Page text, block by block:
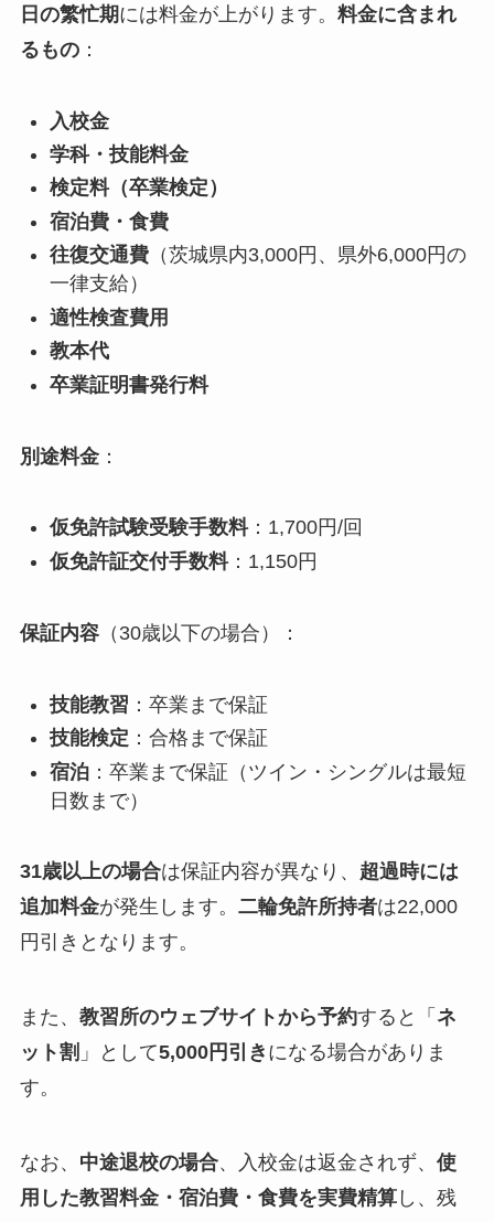
日の繁忙期には料金が上がります。 料金に含まれ
るもの：
入校金
学科・技能料金
検定料（卒業検定）
宿泊費・食費
往復交通費（茨城県内3,000円、県外6,000円の
一律支給）
適性検査費用
教本代
卒業証明書発行料
別途料金：
仮免許試験受験手数料：1,700円/回
仮免許証交付手数料：1,150円
保証内容（30歳以下の場合）：
技能教習 ：卒業まで保証
技能検定 ：合格まで保証
宿泊：卒業まで保証（ツイン・シングルは最短
日数まで）
31歳以上の場合は保証内容が異なり、 超過時には
追加料金が発生します。 二輪免許所持者は22,000
円引きとなります。
また、 教習所のウェブサイトから予約すると「 ネ
ット割 」として5,000円引き になる場合がありま
す。
なお、 中途退校の場合、入校金は返金されず、 使
用した教習料金・宿泊費・食費を実費精算し、残